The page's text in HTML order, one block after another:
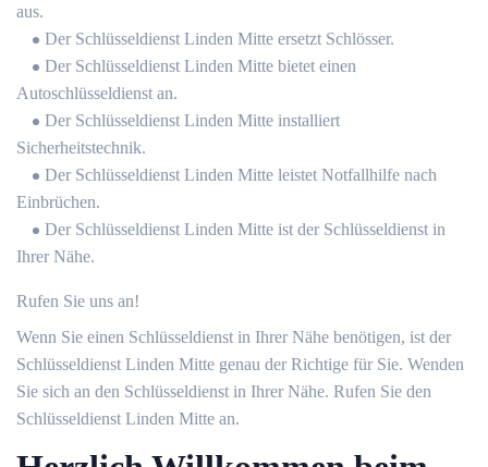
aus.
Der Schlüsseldienst Linden Mitte ersetzt Schlösser.
Der Schlüsseldienst Linden Mitte bietet einen
Autoschlüsseldienst an.
Der Schlüsseldienst Linden Mitte installiert
Sicherheitstechnik.
Der Schlüsseldienst Linden Mitte leistet Notfallhilfe nach
Einbrüchen.
Der Schlüsseldienst Linden Mitte ist der Schlüsseldienst in
Ihrer Nähe.
Rufen Sie uns an!
Wenn Sie einen Schlüsseldienst in Ihrer Nähe benötigen, ist der
Schlüsseldienst Linden Mitte genau der Richtige für Sie. Wenden
Sie sich an den Schlüsseldienst in Ihrer Nähe. Rufen Sie den
Schlüsseldienst Linden Mitte an.